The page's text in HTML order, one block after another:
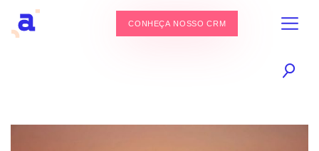
CONHEÇA NOSSO CRM